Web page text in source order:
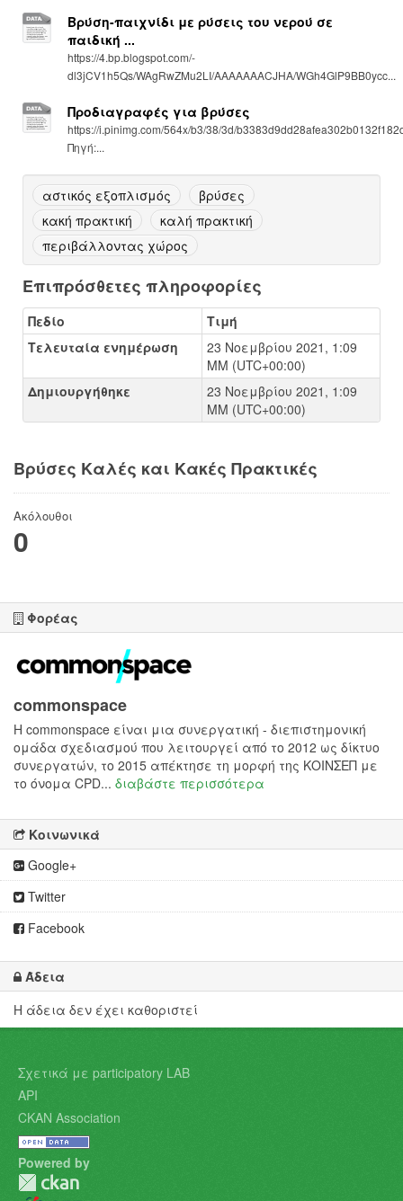
Βρύση-παιχνίδι με ρύσεις του νερού σε
παιδική ...
https://4.bp.blogspot.com/-
dl3jCV1h5Qs/WAgRwZMu2LI/AAAAAAACJHA/WGh4GlP9BB0ycc...
Προδιαγραφές για βρύσες
https://i.pinimg.com/564x/b3/38/3d/
Πηγή:...
αστικός εξοπλισμός
βρύσες
κακή πρακτική
καλή πρακτική
περιβάλλοντας χώρος
Επιπρόσθετες πληροφορίες
Πεδίο
Τιμή
Τελευταία ενημέρωση
23 Νοεμβρίου 2021, 1:09
ΜΜ (UTC+00:00)
Δημιουργήθηκε
23 Νοεμβρίου 2021, 1:09
ΜΜ (UTC+00:00)
Βρύσες Καλές και Κακές Πρακτικές
Ακόλουθοι
0
Φορέας
commonspace
H commonspace είναι μια συνεργατική - διεπιστημονική
ομάδα σχεδιασμού που λειτουργεί από το 2012 ως δίκτυο
συνεργατών, το 2015 απέκτησε τη μορφή της ΚΟΙΝΣΕΠ με
το όνομα CPD... διαβάστε περισσότερα
Κοινωνικά
Google+
Twitter
Facebook
Άδεια
Η άδεια δεν έχει καθοριστεί
Σχετικά με participatory LAB
API
CKAN Association
Powered by